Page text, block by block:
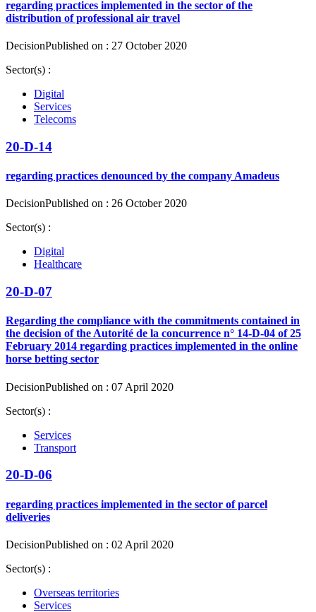
regarding practices implemented in the sector of the
distribution of professional air travel
DecisionPublished on : 27 October 2020
Sector(s) :
Digital
Services
Telecoms
20-D-14
regarding practices denounced by the company Amadeus
DecisionPublished on : 26 October 2020
Sector(s) :
Digital
Healthcare
20-D-07
Regarding the compliance with the commitments contained in
the decision of the Autorité de la concurrence n° 14-D-04 of 25
February 2014 regarding practices implemented in the online
horse betting sector
DecisionPublished on : 07 April 2020
Sector(s) :
Services
Transport
20-D-06
regarding practices implemented in the sector of parcel
deliveries
DecisionPublished on : 02 April 2020
Sector(s) :
Overseas territories
Services